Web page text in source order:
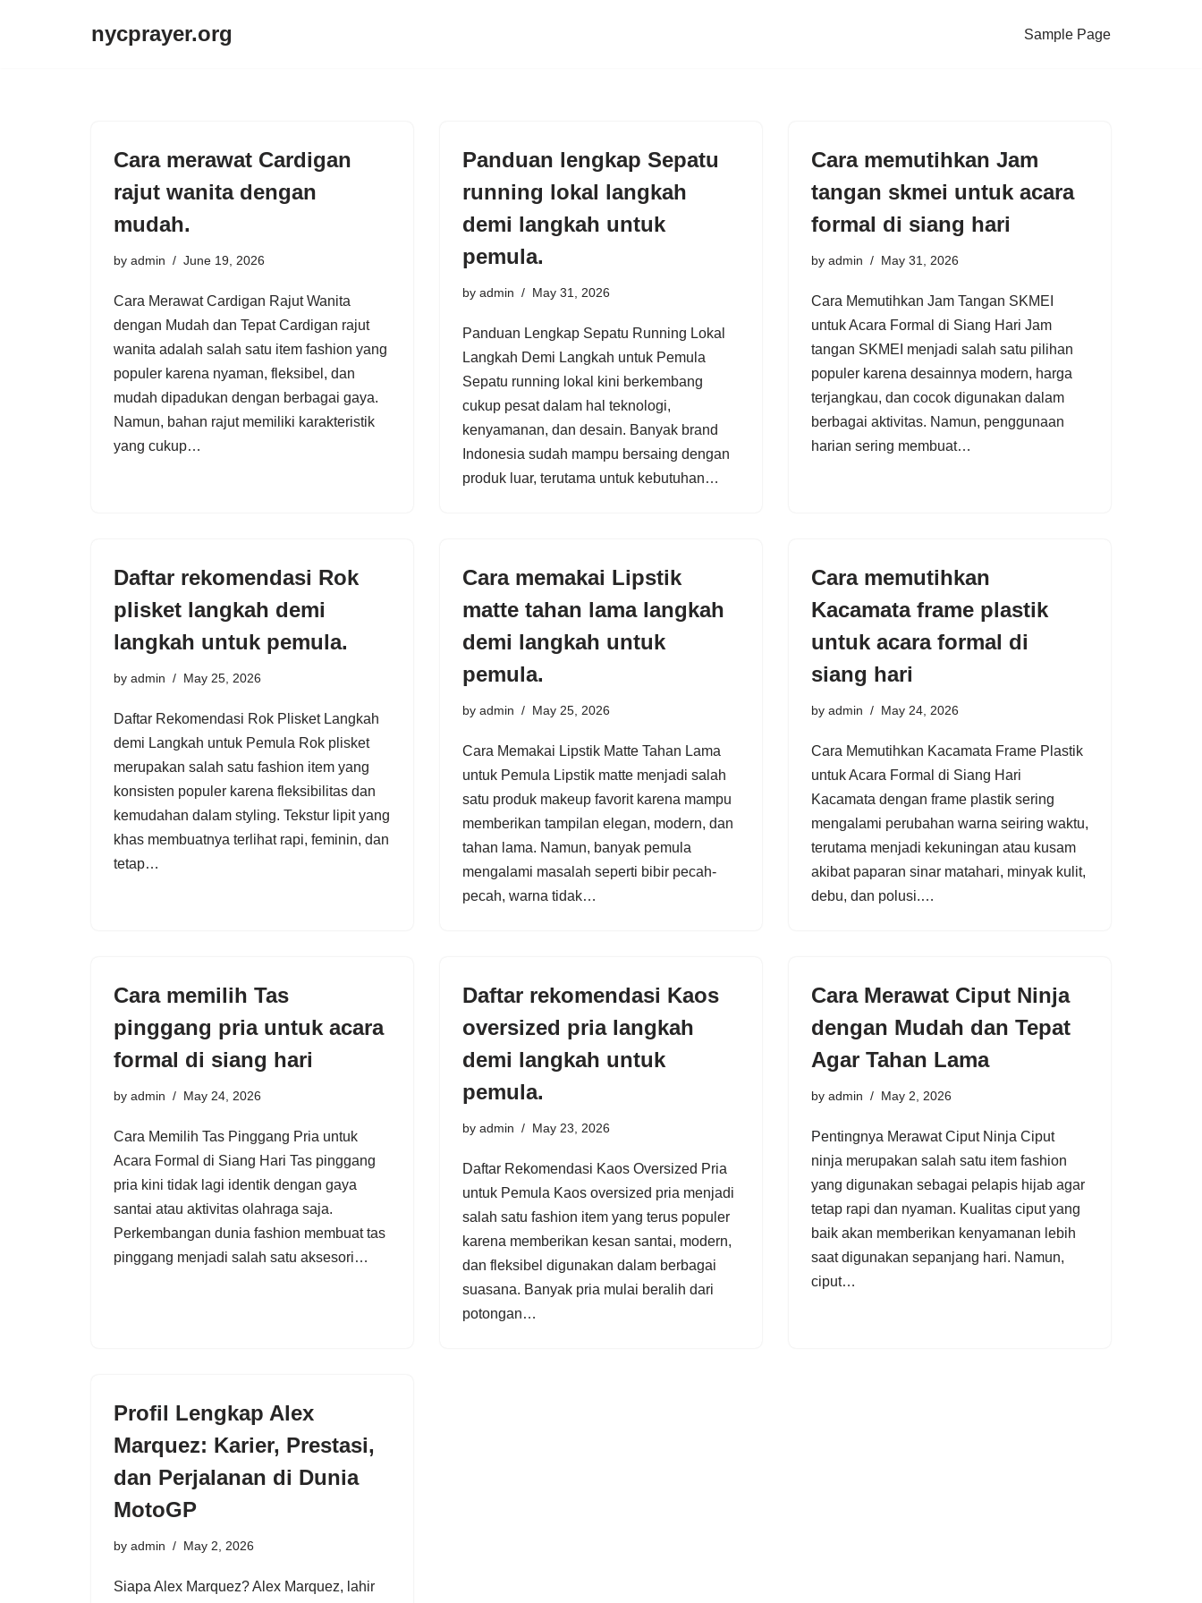
nycprayer.org Sample Page
Cara merawat Cardigan
rajut wanita dengan
mudah.
by admin June 19, 2026
Cara Merawat Cardigan Rajut Wanita
dengan Mudah dan Tepat Cardigan rajut
wanita adalah salah satu item fashion yang
populer karena nyaman, fleksibel, dan
mudah dipadukan dengan berbagai gaya.
Namun, bahan rajut memiliki karakteristik
yang cukup…
Panduan lengkap Sepatu
running lokal langkah
demi langkah untuk
pemula.
by admin May 31, 2026
Panduan Lengkap Sepatu Running Lokal
Langkah Demi Langkah untuk Pemula
Sepatu running lokal kini berkembang
cukup pesat dalam hal teknologi,
kenyamanan, dan desain. Banyak brand
Indonesia sudah mampu bersaing dengan
produk luar, terutama untuk kebutuhan…
Cara memutihkan Jam
tangan skmei untuk acara
formal di siang hari
by admin May 31, 2026
Cara Memutihkan Jam Tangan SKMEI
untuk Acara Formal di Siang Hari Jam
tangan SKMEI menjadi salah satu pilihan
populer karena desainnya modern, harga
terjangkau, dan cocok digunakan dalam
berbagai aktivitas. Namun, penggunaan
harian sering membuat…
Daftar rekomendasi Rok
plisket langkah demi
langkah untuk pemula.
by admin May 25, 2026
Daftar Rekomendasi Rok Plisket Langkah
demi Langkah untuk Pemula Rok plisket
merupakan salah satu fashion item yang
konsisten populer karena fleksibilitas dan
kemudahan dalam styling. Tekstur lipit yang
khas membuatnya terlihat rapi, feminin, dan
tetap…
Cara memakai Lipstik
matte tahan lama langkah
demi langkah untuk
pemula.
by admin May 25, 2026
Cara Memakai Lipstik Matte Tahan Lama
untuk Pemula Lipstik matte menjadi salah
satu produk makeup favorit karena mampu
memberikan tampilan elegan, modern, dan
tahan lama. Namun, banyak pemula
mengalami masalah seperti bibir pecah-
pecah, warna tidak…
Cara memutihkan
Kacamata frame plastik
untuk acara formal di
siang hari
by admin May 24, 2026
Cara Memutihkan Kacamata Frame Plastik
untuk Acara Formal di Siang Hari
Kacamata dengan frame plastik sering
mengalami perubahan warna seiring waktu,
terutama menjadi kekuningan atau kusam
akibat paparan sinar matahari, minyak kulit,
debu, dan polusi.…
Cara memilih Tas
pinggang pria untuk acara
formal di siang hari
by admin May 24, 2026
Cara Memilih Tas Pinggang Pria untuk
Acara Formal di Siang Hari Tas pinggang
pria kini tidak lagi identik dengan gaya
santai atau aktivitas olahraga saja.
Perkembangan dunia fashion membuat tas
pinggang menjadi salah satu aksesori…
Daftar rekomendasi Kaos
oversized pria langkah
demi langkah untuk
pemula.
by admin May 23, 2026
Daftar Rekomendasi Kaos Oversized Pria
untuk Pemula Kaos oversized pria menjadi
salah satu fashion item yang terus populer
karena memberikan kesan santai, modern,
dan fleksibel digunakan dalam berbagai
suasana. Banyak pria mulai beralih dari
potongan…
Cara Merawat Ciput Ninja
dengan Mudah dan Tepat
Agar Tahan Lama
by admin May 2, 2026
Pentingnya Merawat Ciput Ninja Ciput
ninja merupakan salah satu item fashion
yang digunakan sebagai pelapis hijab agar
tetap rapi dan nyaman. Kualitas ciput yang
baik akan memberikan kenyamanan lebih
saat digunakan sepanjang hari. Namun,
ciput…
Profil Lengkap Alex
Marquez: Karier, Prestasi,
dan Perjalanan di Dunia
MotoGP
by admin May 2, 2026
Siapa Alex Marquez? Alex Marquez, lahir